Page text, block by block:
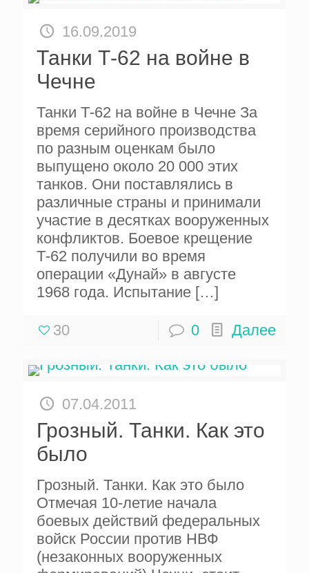
16.09.2019
Танки Т-62 на войне в
Чечне
Танки Т-62 на войне в Чечне За
время серийного производства
по разным оценкам было
выпущено около 20 000 этих
танков. Они поставлялись в
различные страны и принимали
участие в десятках вооруженных
конфликтов. Боевое крещение
Т-62 получили во время
операции «Дунай» в августе
1968 года. Испытание […]
30 0 Далее
07.04.2011
Грозный. Танки. Как это
было
Грозный. Танки. Как это было
Отмечая 10-летие начала
боевых действий федеральных
войск России против НВФ
(незаконных вооруженных